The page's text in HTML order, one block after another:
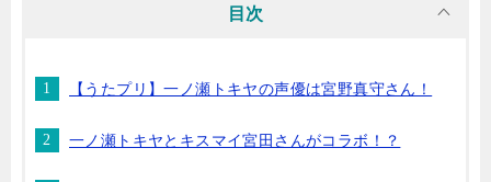
目次
【うたプリ】一ノ瀬トキヤの声優は宮野真守さん！
一ノ瀬トキヤとキスマイ宮田さんがコラボ！？